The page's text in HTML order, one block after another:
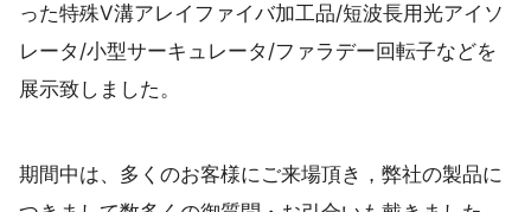
った特殊V溝アレイファイバ加工品/短波長用光アイソ
レータ/小型サーキュレータ/ファラデー回転子などを
展示致しました。
期間中は、多くのお客様にご来場頂き，弊社の製品に